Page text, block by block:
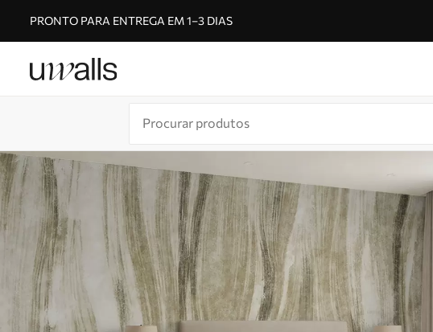
PRONTO PARA ENTREGA EM 1–3 DIAS